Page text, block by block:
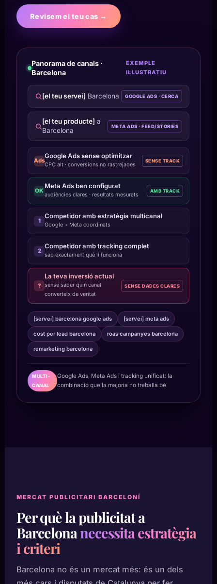
Revisem el teu cas →
Panorama de canals ·
Barcelona
EXEMPLE
IL·LUSTRATIU
[el teu servei] Barcelona GOOGLE ADS · CERCA
[el teu producte] a
Barcelona
META ADS · FEED/STORIES
Ads
Google Ads sense optimitzar
CPC alt · conversions no rastrejades
SENSE TRACK
OK
Meta Ads ben configurat
audiències clares · resultats mesurats
AMB TRACK
1
Competidor amb estratègia multicanal
Google + Meta coordinats
2
Competidor amb tracking complet
sap exactament què li funciona
?
La teva inversió actual
sense saber quin canal
converteix de veritat
SENSE DADES CLARES
[servei] barcelona google ads [servei] meta ads
cost per lead barcelona roas campanyes barcelona
remarketing barcelona
MULTI-
CANAL
Google Ads, Meta Ads i tracking unificat: la
combinació que la majoria no treballa bé
MERCAT PUBLICITARI BARCELONÍ
Per què la publicitat a
Barcelonanecessita estratègia
i criteri
Barcelona no és un mercat més: és un dels